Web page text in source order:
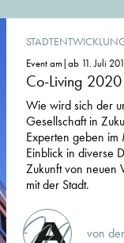
Event am|ab 11. Juli
Co-Living 2020
Wie wird sich der
Gesellschaft in
Experten geben
Einblick in diverse
Zukunft von neuen
mit der Stadt.
von